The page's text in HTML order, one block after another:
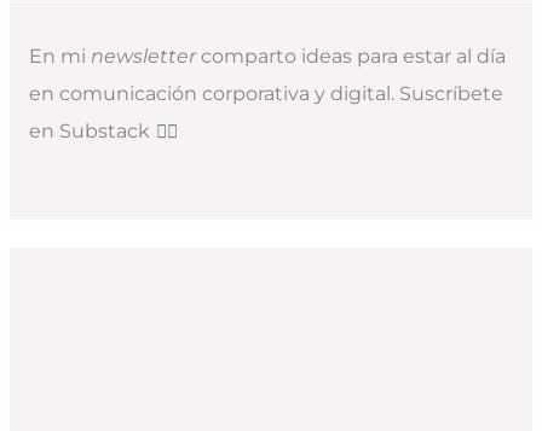
En mi newslettercomparto ideas para estar al día
en comunicación corporativa y digital. Suscríbete
en Substack 👇🏻